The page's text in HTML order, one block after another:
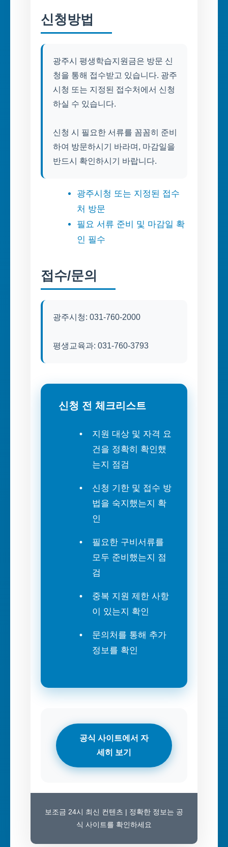
신청방법
광주시 평생학습지원금은 방문 신
청을 통해 접수받고 있습니다. 광주
시청 또는 지정된 접수처에서 신청
하실 수 있습니다.
신청 시 필요한 서류를 꼼꼼히 준비
하여 방문하시기 바라며, 마감일을
반드시 확인하시기 바랍니다.
광주시청 또는 지정된 접수
처 방문
필요 서류 준비 및 마감일 확
인 필수
접수/문의
광주시청: 031-760-2000
평생교육과: 031-760-3793
신청 전 체크리스트
지원 대상 및 자격 요
건을 정확히 확인했
는지 점검
신청 기한 및 접수 방
법을 숙지했는지 확
인
필요한 구비서류를
모두 준비했는지 점
검
중복 지원 제한 사항
이 있는지 확인
문의처를 통해 추가
정보를 확인
공식 사이트에서 자
세히 보기
보조금 24시 최신 컨텐츠 | 정확한 정보는 공
식 사이트를 확인하세요